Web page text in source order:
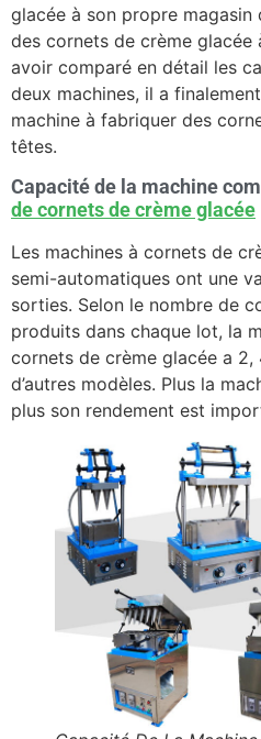
glacée à son propre
des cornets de crème glacée
avoir comparé en détail les
deux machines, il a
machine à fabriquer des
têtes.
Capacité de la machine
de cornets de crème glacée
Les machines à cornets de
semi-automatiques ont une
sorties. Selon le nombre de
produits dans chaque lot, la
cornets de crème glacée a 2,
d’autres modèles. Plus la
plus son rendement est